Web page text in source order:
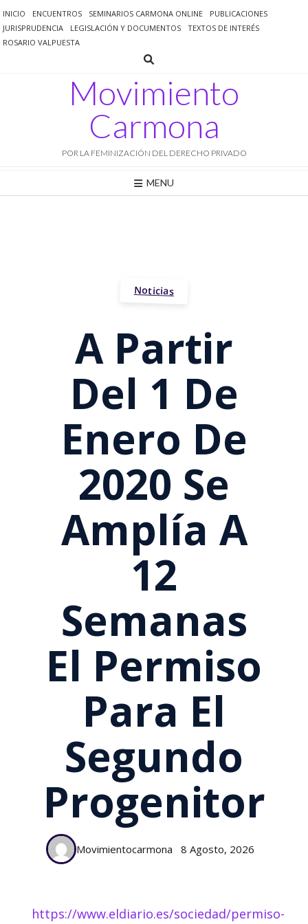
al
contenido
INICIO ENCUENTROS SEMINARIOS CARMONA ONLINE
PUBLICACIONES
JURISPRUDENCIA
LEGISLACIÓN Y DOCUMENTOS
TEXTOS DE INTERÉS
ROSARIO VALPUESTA
Movimiento
Carmona
POR LA FEMINIZACIÓN DEL DERECHO PRIVADO
MENU
Noticias
A Partir
Del 1 De
Enero De
2020 Se
Amplía A
12
Semanas
El Permiso
Para El
Segundo
Progenitor
Movimientocarmona 8 Agosto, 2026
https://www.eldiario.es/sociedad/permiso-